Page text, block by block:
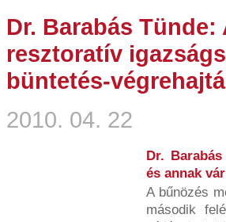
Dr. Barabás
resztoratív
büntetés-
2010. 04. 22
Dr.
és annak
A bűnözés
második